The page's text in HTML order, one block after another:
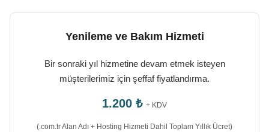
Yenileme ve Bakım Hizmeti
Bir sonraki yıl hizmetine devam etmek isteyen
müşterilerimiz için şeffaf fiyatlandırma.
1.200 ₺ + KDV
(.com.tr Alan Adı + Hosting Hizmeti Dahil Toplam Yıllık Ücret)